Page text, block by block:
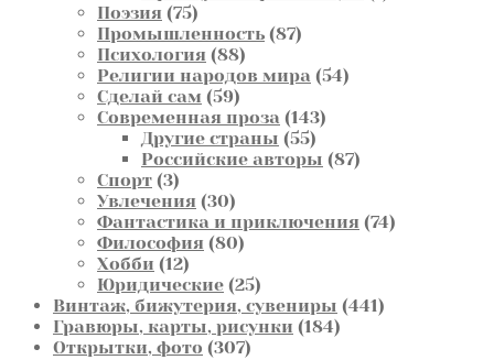
Поэзия 7575
товаров
Промышленность 8787
Психология 8888
товаров
Религии народов мира 5454
Сделай сам 5959
товаров
Современная проза 143143
Другие страны 5555
товаров
Российские авторы 8787
Спорт 33
товара
Увлечения 3030
товаров
Фантастика и приключения 7474
Философия 8080
Хобби 1212
товаров
Юридические 2525
товаров
Винтаж, бижутерия, сувениры 441441
Гравюры, карты, рисунки 184184
Открытки, фото 307307